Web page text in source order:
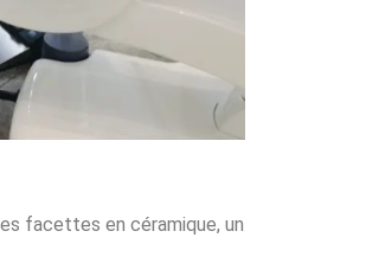
facettes en céramique, un